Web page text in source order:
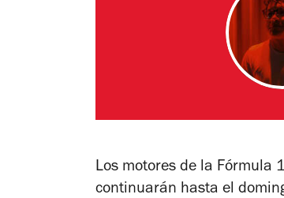
Los motores de la Fórmula
continuarán hasta el